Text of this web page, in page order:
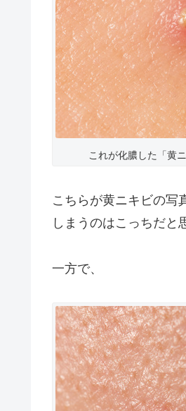
これが化膿した「黄
こちらが黄ニキビの写
しまうのはこっちだと
一方で、